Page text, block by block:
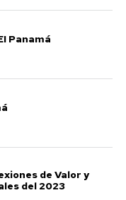
Panamá
de Valor y
del 2023